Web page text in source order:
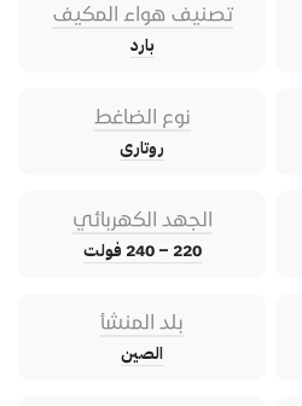
تصنيف هواء المكيف
بارد
نوع الضاغط
روتارى
الجهد الكهربائي
220 – 240 فولت
بلد المنشأ
الصين